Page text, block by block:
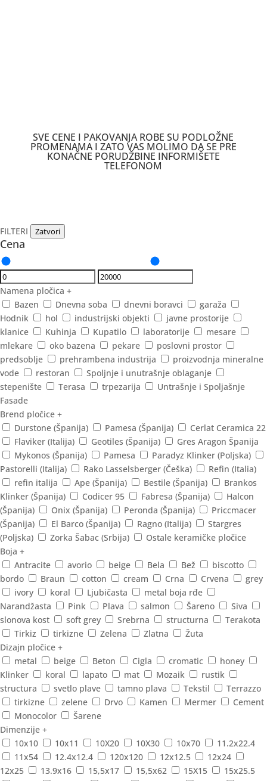
SVE CENE I PAKOVANJA ROBE SU PODLOŽNE
PROMENAMA I ZATO VAS MOLIMO DA SE PRE
KONAČNE PORUDŽBINE INFORMIŠETE
TELEFONOM
FILTERI Zatvori
Cena
Namena pločica +
Bazen
Dnevna soba dnevni boravci
garaža
Hodnik
hol industrijski objekti
javne prostorije
klanice
Kuhinja Kupatilo laboratorije
mesare
mlekare
oko bazena pekare
poslovni prostor
predsoblje
prehrambena industrija
proizvodnja mineralne
vode
restoran
Spoljnje i unutrašnje oblaganje
stepenište
Terasa trpezarija
Untrašnje i Spoljašnje
Fasade
Brend pločice +
Durstone (Španija)
Pamesa (Španija)
Cerlat Ceramica 22
Flaviker (Italija)
Geotiles (Španija)
Gres Aragon Španija
Mykonos (Španija)
Pamesa
Paradyz Klinker (Poljska)
Pastorelli (Italija)
Rako Lasselsberger (Češka)
Refin (Italia)
refin italija
Ape (Španija) Bestile (Španija)
Brankos
Klinker (Španija)
Codicer 95 Fabresa (Španija)
Halcon
(Španija)
Onix (Španija) Peronda (Španija)
Priccmacer
(Španija)
El Barco (Španija) Ragno (Italija)
Stargres
(Poljska)
Zorka Šabac (Srbija)
Ostale keramičke pločice
Boja +
Antracite
avorio beige Bela Bež
biscotto
bordo
Braun cotton cream Crna Crvena
grey
ivory
koral Ljubičasta
metal boja rđe
Narandžasta
Pink Plava salmon Šareno
Siva
slonova kost
soft grey Srebrna structurna
Terakota
Tirkiz
tirkizne Zelena Zlatna
Žuta
Dizajn pločice +
metal
beige Beton Cigla cromatic
honey
Klinker
koral lapato mat Mozaik
rustik
structura
svetlo plave tamno plava Tekstil
Terrazzo
tirkizne
zelene Drvo Kamen Mermer
Cement
Monocolor
Šarene
Dimenzije +
10x10
10x11 10X20 10X30 10x70
11.2x22.4
11x54
12.4x12.4 120x120 12x12.5
12x24
12x25
13.9x16 15,5x17 15,5x62 15X15
15x25.5